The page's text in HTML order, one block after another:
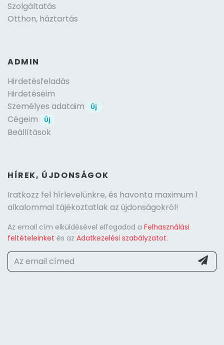
Szolgáltatás
Otthon, háztartás
ADMIN
Hirdetésfeladás
Hirdetéseim
Személyes adataim
Új
Cégeim Új
Beállítások
HÍREK, ÚJDONSÁGOK
Iratkozz fel hírlevelünkre, és havonta maximum 1
alkalommal tájékoztatlak az újdonságokról!
Az email cím elküldésével elfogadod a Felhasználási
feltételeinket és az Adatkezelési szabályzatot.